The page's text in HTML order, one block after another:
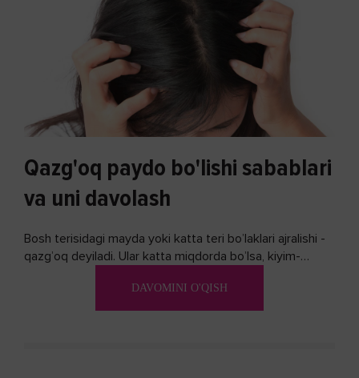
Qazg'oq paydo bo'lishi sabablari
va uni davolash
Bosh terisidagi mayda yoki katta teri bo’laklari ajralishi -
qazg’oq deyiladi. Ular katta miqdorda bo’lsa, kiyim-
DAVOMINI O'QISH